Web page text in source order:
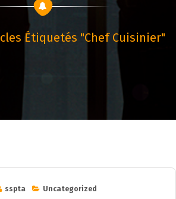
Étiquetés "chef Cuisinier"
sspta
Uncategorized